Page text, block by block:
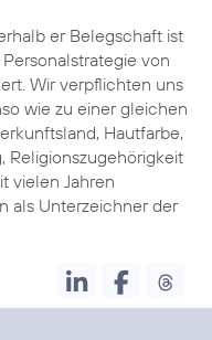
er Belegschaft ist
von
Wir verpflichten uns
wie zu einer gleichen
Hautfarbe,
Religionszugehörigkeit
vielen Jahren
als Unterzeichner der